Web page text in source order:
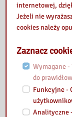
internetowej,
Jeżeli nie
cookies należy
Zaznacz
Wymagane
do
Funkcyjne -
Analityczne